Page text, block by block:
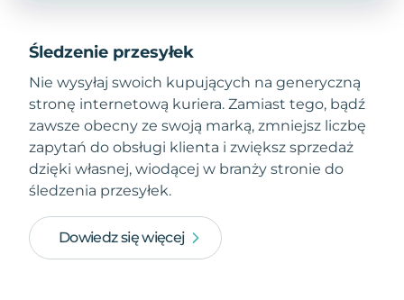
Śledzenie przesyłek
Nie wysyłaj swoich kupujących na generyczną
stronę internetową kuriera. Zamiast tego, bądź
zawsze obecny ze swoją marką, zmniejsz liczbę
zapytań do obsługi klienta i zwiększ sprzedaż
dzięki własnej, wiodącej w branży stronie do
śledzenia przesyłek.
Dowiedz się więcej